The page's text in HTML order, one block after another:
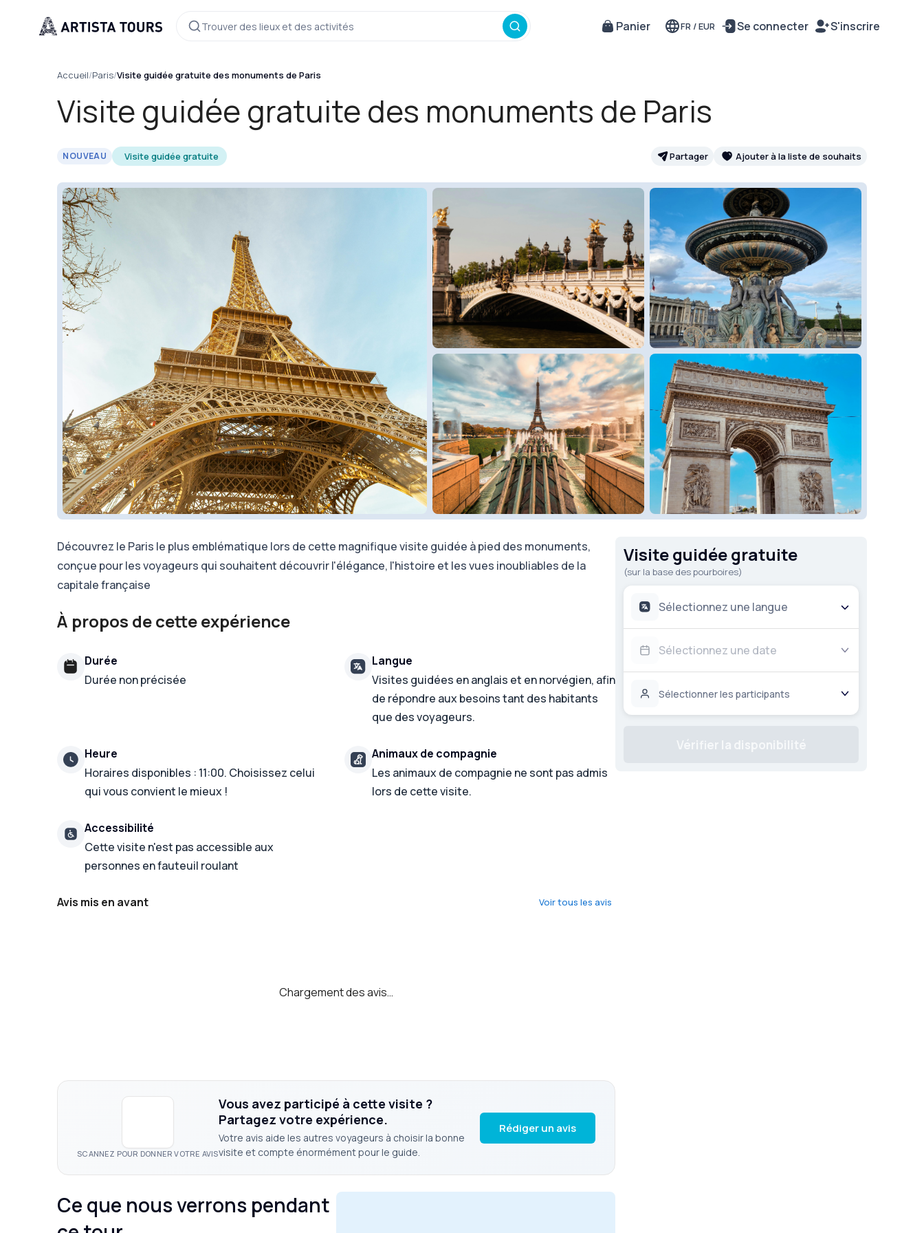
Trouver des lieux et des activités Panier FR /EUR Se connecter S'inscrire
Accueil/Paris/Visite guidée gratuite des monuments de Paris
Visite guidée gratuite des monuments de Paris
NOUVEAU Visite guidée gratuite Partager Ajouter à la liste de souhaits
Découvrez le Paris le plus emblématique lors de cette magnifique visite guidée à pied des monuments,
conçue pour les voyageurs qui souhaitent découvrir l'élégance, l'histoire et les vues inoubliables de la
capitale française
À propos de cette expérience
Durée
Durée non précisée
Langue
Visites guidées en anglais et en norvégien, afin
de répondre aux besoins tant des habitants
que des voyageurs.
Heure
Horaires disponibles : 11:00. Choisissez celui
qui vous convient le mieux !
Animaux de compagnie
Les animaux de compagnie ne sont pas admis
lors de cette visite.
Accessibilité
Cette visite n'est pas accessible aux
personnes en fauteuil roulant
Avis mis en avant Voir tous les avis
Chargement des avis…
SCANNEZ POUR DONNER VOTRE AVIS
Vous avez participé à cette visite ?
Partagez votre expérience.
Votre avis aide les autres voyageurs à choisir la bonne
visite et compte énormément pour le guide.
Rédiger un avis
Ce que nous verrons pendant
Visite guidée gratuite
(sur la base des pourboires)
Sélectionnez une langue
Sélectionnez une date
Sélectionner les participants
Vérifier la disponibilité